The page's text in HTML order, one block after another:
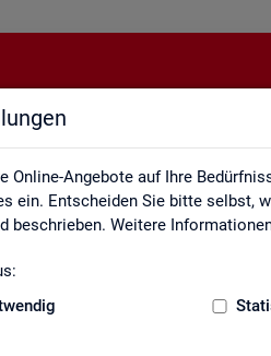
Online-Angebote auf Ihre
ein. Entscheiden Sie bitte selbst,
beschrieben. Weitere